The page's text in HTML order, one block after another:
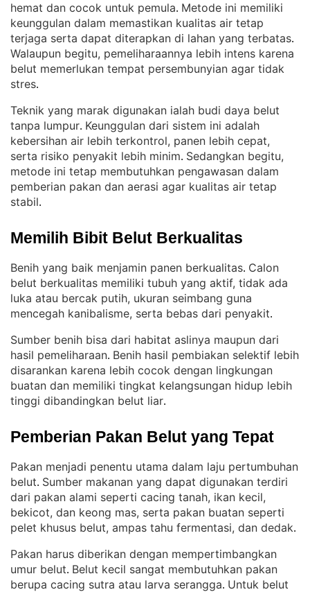
hemat dan cocok untuk pemula. Metode ini memiliki
keunggulan dalam memastikan kualitas air tetap
terjaga serta dapat diterapkan di lahan yang terbatas
Walaupun begitu, pemeliharaannya lebih intens karena
belut memerlukan tempat persembunyian agar tidak
stres.
Teknik yang marak digunakan ialah budi daya belut
tanpa lumpur. Keunggulan dari sistem ini adalah
kebersihan air lebih terkontrol, panen lebih cepat,
serta risiko penyakit lebih minim. Sedangkan begitu,
metode ini tetap membutuhkan pengawasan dalam
pemberian pakan dan aerasi agar kualitas air tetap
stabil.
Memilih Bibit Belut Berkualitas
Benih yang baik menjamin panen berkualitas. Calon
belut berkualitas memiliki tubuh yang aktif, tidak ada
luka atau bercak putih, ukuran seimbang guna
mencegah kanibalisme, serta bebas dari penyakit.
Sumber benih bisa dari habitat aslinya maupun dari
hasil pemeliharaan. Benih hasil pembiakan selektif lebih
disarankan karena lebih cocok dengan lingkungan
buatan dan memiliki tingkat kelangsungan hidup lebih
tinggi dibandingkan belut liar.
Pemberian Pakan Belut yang Tepat
Pakan menjadi penentu utama dalam laju pertumbuhan
belut. Sumber makanan yang dapat digunakan terdiri
dari pakan alami seperti cacing tanah, ikan kecil,
bekicot, dan keong mas, serta pakan buatan seperti
pelet khusus belut, ampas tahu fermentasi, dan dedak.
Pakan harus diberikan dengan mempertimbangkan
umur belut. Belut kecil sangat membutuhkan pakan
berupa cacing sutra atau larva serangga. Untuk belut